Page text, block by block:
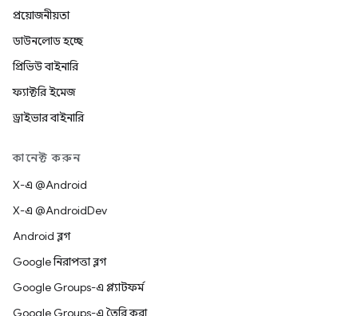
প্রয়োজনীয়তা
ডাউনলোড হচ্ছে
প্রিভিউ বাইনারি
ফ্যাক্টরি ইমেজ
ড্রাইভার বাইনারি
কানেক্ট করুন
X-এ @Android
X-এ @AndroidDev
Android ব্লগ
Google নিরাপত্তা ব্লগ
Google Groups-এ প্ল্যাটফর্ম
Google Groups-এ তৈরি করা